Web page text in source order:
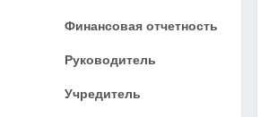
Финансовая отчетность
Руководитель
Учредитель